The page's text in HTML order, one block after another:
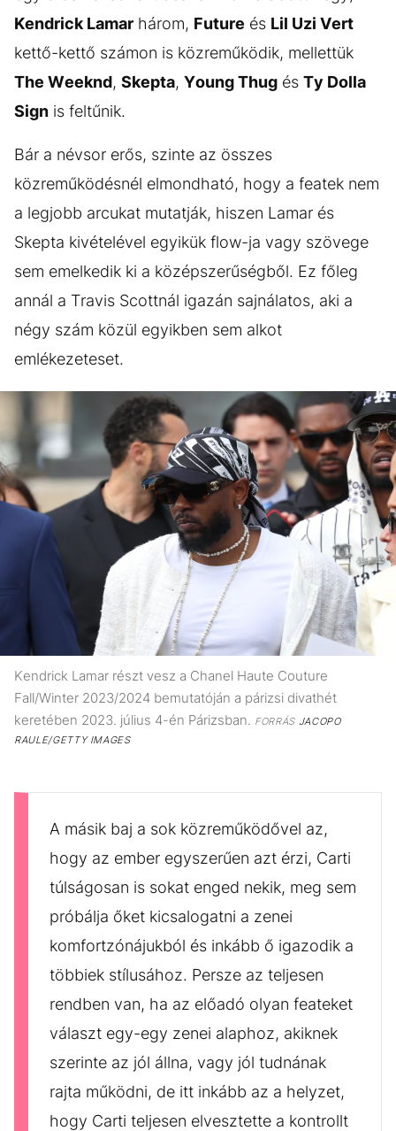
Kendrick Lamar három, Future és Lil Uzi Vert
kettő-kettő számon is közreműködik, mellettük
The Weeknd, Skepta, Young Thug és Ty Dolla
Sign is feltűnik.
Bár a névsor erős, szinte az összes
közreműködésnél elmondható, hogy a featek nem
a legjobb arcukat mutatják, hiszen Lamar és
Skepta kivételével egyikük flow-ja vagy szövege
sem emelkedik ki a középszerűségből. Ez főleg
annál a Travis Scottnál igazán sajnálatos, aki a
négy szám közül egyikben sem alkot
emlékezeteset.
Kendrick Lamar részt vesz a Chanel Haute Couture
Fall/Winter 2023/2024 bemutatóján a párizsi divathét
keretében 2023. július 4-én Párizsban. FORRÁSJACOPO
RAULE/GETTY IMAGES
A másik baj a sok közreműködővel az,
hogy az ember egyszerűen azt érzi, Carti
túlságosan is sokat enged nekik, meg sem
próbálja őket kicsalogatni a zenei
komfortzónájukból és inkább ő igazodik a
többiek stílusához. Persze az teljesen
rendben van, ha az előadó olyan feateket
választ egy-egy zenei alaphoz, akiknek
szerinte az jól állna, vagy jól tudnának
rajta működni, de itt inkább az a helyzet,
hogy Carti teljesen elvesztette a kontrollt